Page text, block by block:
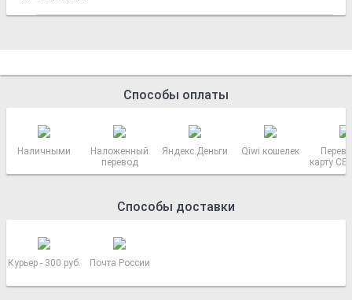
Способы оплаты
Наличными
Наложенный
перевод
Яндекс.Деньги Qiwi кошелек
карту
Способы доставки
Курьер - 300 руб. Почта России